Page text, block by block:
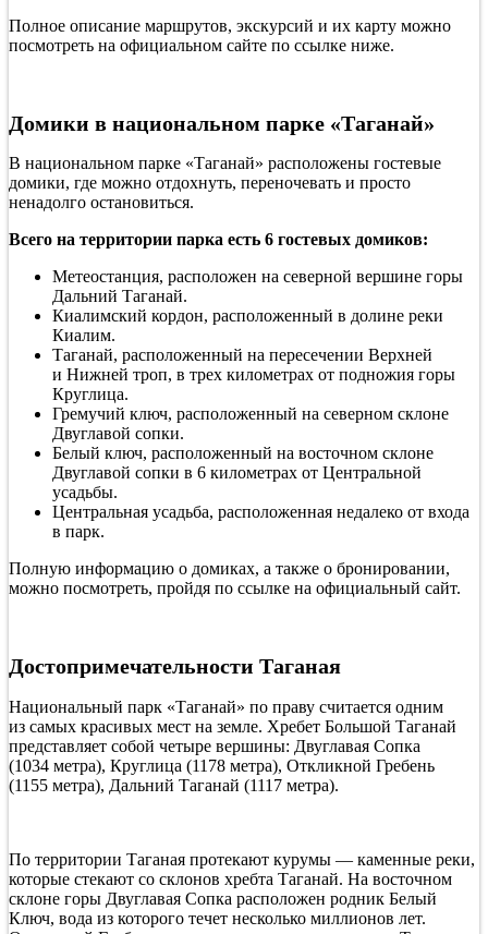
Полное описание маршрутов, экскурсий и их карту можно
посмотреть на официальном сайте по ссылке ниже.
Домики в национальном парке «Таганай»
В национальном парке «Таганай» расположены гостевые
домики, где можно отдохнуть, переночевать и просто
ненадолго остановиться.
Всего на территории парка есть 6 гостевых домиков:
Метеостанция, расположен на северной вершине горы
Дальний Таганай.
Киалимский кордон, расположенный в долине реки
Киалим.
Таганай, расположенный на пересечении Верхней
и Нижней троп, в трех километрах от подножия горы
Круглица.
Гремучий ключ, расположенный на северном склоне
Двуглавой сопки.
Белый ключ, расположенный на восточном склоне
Двуглавой сопки в 6 километрах от Центральной
усадьбы.
Центральная усадьба, расположенная недалеко от входа
в парк.
Полную информацию о домиках, а также о бронировании,
можно посмотреть, пройдя по ссылке на официальный сайт.
Достопримечательности Таганая
Национальный парк «Таганай» по праву считается одним
из самых красивых мест на земле. Хребет Большой Таганай
представляет собой четыре вершины: Двуглавая Сопка
(1034 метра), Круглица (1178 метра), Откликной Гребень
(1155 метра), Дальний Таганай (1117 метра).
По территории Таганая протекают курумы — каменные реки,
которые стекают со склонов хребта Таганай. На восточном
склоне горы Двуглавая Сопка расположен родник Белый
Ключ, вода из которого течет несколько миллионов лет.